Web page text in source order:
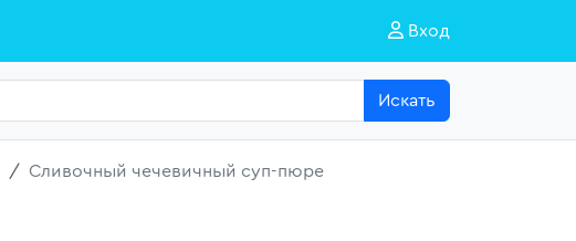
Вход
Искать
Сливочный чечевичный суп-пюре